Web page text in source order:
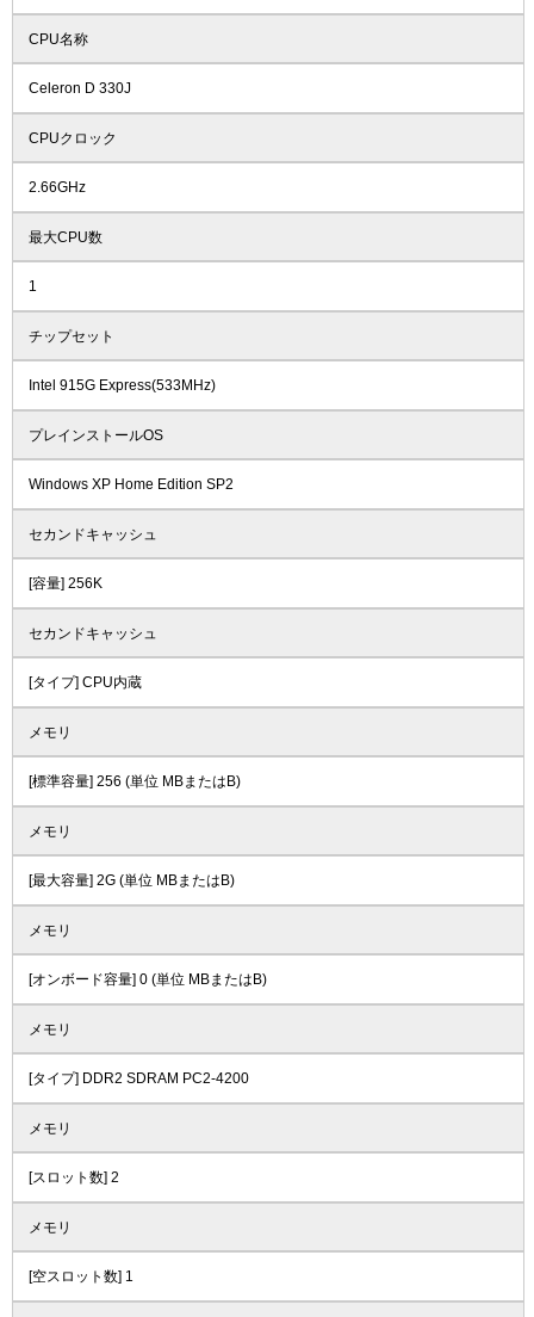
CPU名称
Celeron D 330J
CPUクロック
2.66GHz
最大CPU数
1
チップセット
Intel 915G Express(533MHz)
プレインストールOS
Windows XP Home Edition SP2
セカンドキャッシュ
[容量] 256K
セカンドキャッシュ
[タイプ] CPU内蔵
メモリ
[標準容量] 256 (単位 MBまたはB)
メモリ
[最大容量] 2G (単位 MBまたはB)
メモリ
[オンボード容量] 0 (単位 MBまたはB)
メモリ
[タイプ] DDR2 SDRAM PC2-4200
メモリ
[スロット数] 2
メモリ
[空スロット数] 1